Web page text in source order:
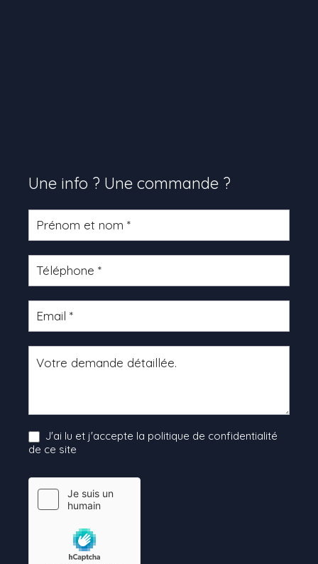
Une info ? Une commande ?
Formulaire
produit
J'ai lu et j'accepte la politique de confidentialité
de ce site